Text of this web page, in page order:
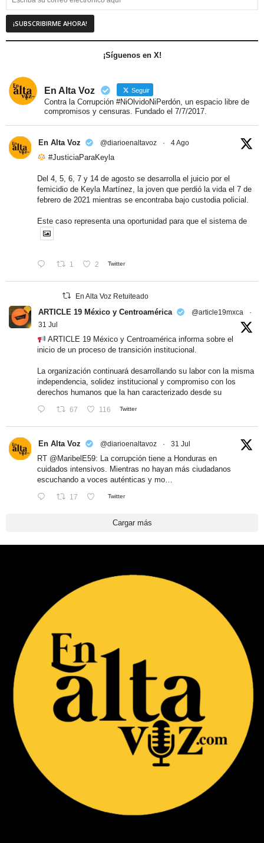
¡Síguenos en X!
En Alta Voz Seguir
Contra la Corrupción #NiOlvidoNiPerdón, un espacio libre de
compromisos y censuras. Fundado el 7/7/2017.
En Alta Voz @diarioenaltavoz · 4 Ago
#JusticiaParaKeyla
Del 4, 5, 6, 7 y 14 de agosto se desarrolla el juicio por el
femicidio de Keyla Martínez, la joven que perdió la vida el 7 de
febrero de 2021 mientras se encontraba bajo custodia policial.
Este caso representa una oportunidad para que el sistema de
1 2 Twitter
En Alta Voz Retuiteado
ARTICLE 19 México y Centroamérica @article19mxca
·
31 Jul
ARTICLE 19 México y Centroamérica informa sobre el
inicio de un proceso de transición institucional.
La organización continuará desarrollando su labor con la misma
independencia, solidez institucional y compromiso con los
derechos humanos que la han caracterizado desde su
67 116 Twitter
En Alta Voz @diarioenaltavoz · 31 Jul
RT @MaribelE59: La corrupción tiene a Honduras en
cuidados intensivos. Mientras no hayan más ciudadanos
escuchando a voces auténticas y mo…
17 Twitter
Cargar más